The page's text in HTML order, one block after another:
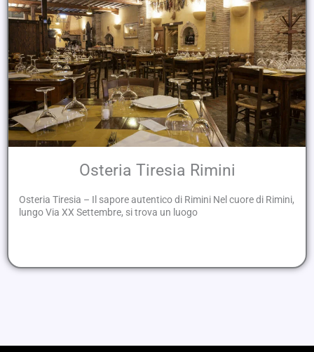
Osteria Tiresia Rimini
Osteria Tiresia – Il sapore autentico di Rimini Nel cuore di Rimini,
lungo Via XX Settembre, si trova un luogo